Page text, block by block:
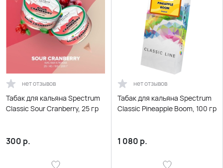
нет отзывов
Табак для кальяна Spectrum
Classic Sour Cranberry, 25 гр
300 р.
нет отзывов
Табак для кальяна Spectrum
Classic Pineapple Boom, 100 гр
1 080 р.